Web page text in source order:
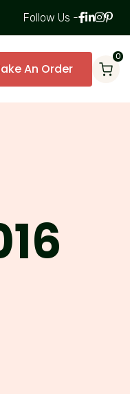
Follow Us -
An Order
0